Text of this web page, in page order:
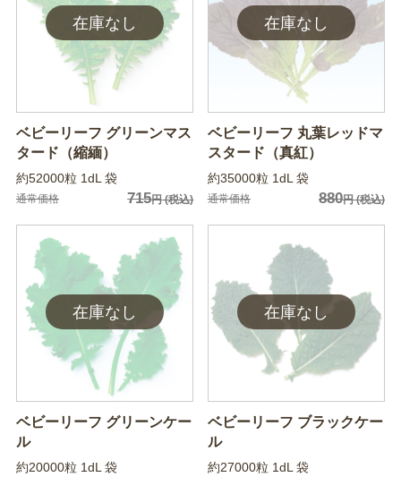
ベビーリーフ グリーンマス
タード（縮緬）
約52000粒 1dL 袋
通常価格 715円(税込)
ベビーリーフ 丸葉レッドマ
スタード（真紅）
約35000粒 1dL 袋
通常価格 880円(税込)
ベビーリーフ グリーンケー
ル
約20000粒 1dL 袋
ベビーリーフ ブラックケー
ル
約27000粒 1dL 袋